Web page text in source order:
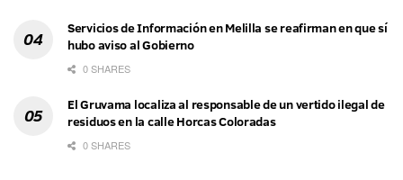
Servicios de Información en Melilla se reafirman en que sí
hubo aviso al Gobierno
0 SHARES
El Gruvama localiza al responsable de un vertido ilegal de
residuos en la calle Horcas Coloradas
0 SHARES